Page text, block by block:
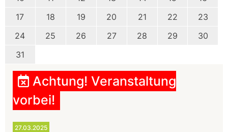
17
18 19 20 21 22
23
24
25 26 27 28 29
30
31
Achtung! Veranstaltung
vorbei!
27.03.2025